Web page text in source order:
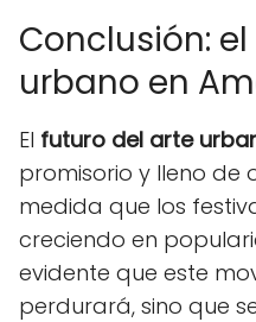
Conclusión:
urbano en
El futuro del arte
promisorio y lleno de
medida que los
creciendo en
evidente que este
perdurará, sino que